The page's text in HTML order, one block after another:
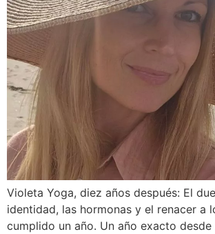
Violeta Yoga, diez años después: El
identidad, las hormonas y el renacer a
cumplido un año. Un año exacto desde